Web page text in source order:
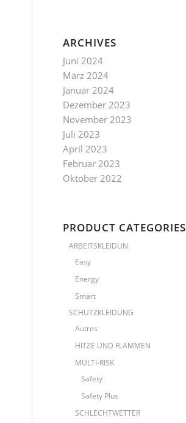
ARCHIVES
Juni 2024
März 2024
Januar 2024
Dezember 2023
November 2023
Juli 2023
April 2023
Februar 2023
Oktober 2022
PRODUCT CATEGORIES
ARBEITSKLEIDUN
Easy
Energy
Smart
SCHUTZKLEIDUNG
Autres
HITZE UND FLAMMEN
MULTI-RISK
Safety
Safety Plus
SCHLECHTWETTER